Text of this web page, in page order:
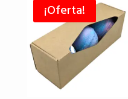
¡Oferta!